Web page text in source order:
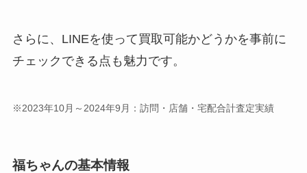
さらに、LINEを使って買取可能かどうかを事前に
チェックできる点も魅力です。
※2023年10月～2024年9月：訪問・店舗・宅配合計査定実績
福ちゃんの基本情報